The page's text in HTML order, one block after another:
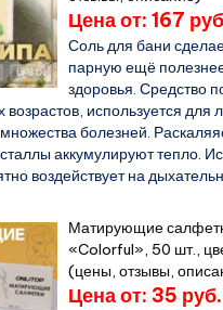
Цена от: 167
Соль для бани
парную ещё
здоровья. Средство
используется для
болезней.
аккумулируют тепло.
воздействует на
Матирующие
«Colorful», 50 шт.,
(цены, отзывы,
Цена от: 35 руб.